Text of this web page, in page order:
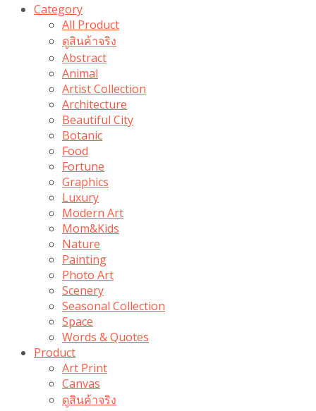
Category
All Product
ดูสินค้าจริง
Abstract
Animal
Artist Collection
Architecture
Beautiful City
Botanic
Food
Fortune
Graphics
Luxury
Modern Art
Mom&Kids
Nature
Painting
Photo Art
Scenery
Seasonal Collection
Space
Words & Quotes
Product
Art Print
Canvas
ดูสินค้าจริง